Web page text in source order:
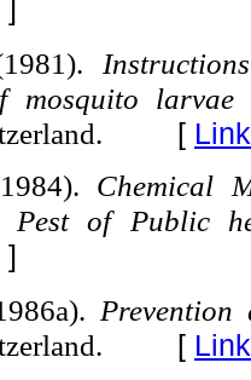
]
mosquito
[
Chemical
Pest of Public
]
[